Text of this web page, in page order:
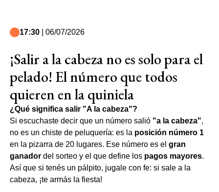
17:30 | 06/07/2026
¡Salir a la cabeza no es solo para el
pelado! El número que todos
quieren en la quiniela
¿Qué significa salir "A la cabeza"?
Si escuchaste decir que un número salió "a la cabeza",
no es un chiste de peluquería: es la posición número 1
en la pizarra de 20 lugares. Ese número es el gran
ganador del sorteo y el que define los pagos mayores.
Así que si tenés un pálpito, jugale con fe: si sale a la
cabeza, ¡te armás la fiesta!